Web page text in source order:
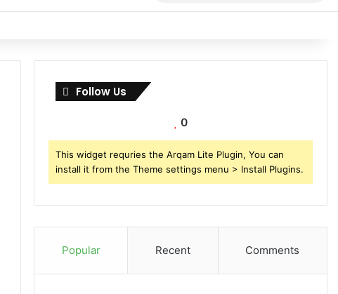
for
Follow Us
0
This widget requries the Arqam Lite Plugin, You can
install it from the Theme settings menu > Install Plugins.
Popular Recent Comments